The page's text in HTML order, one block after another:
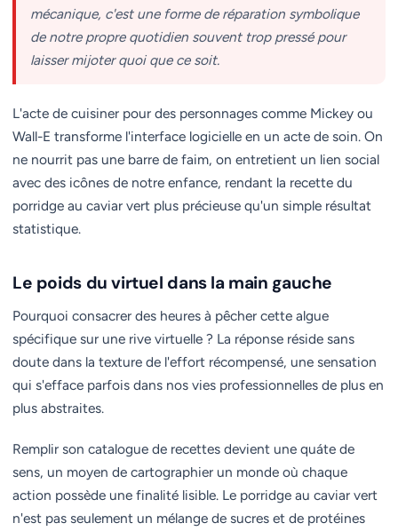
mécanique, c'est une forme de réparation symbolique
de notre propre quotidien souvent trop pressé pour
laisser mijoter quoi que ce soit.
L'acte de cuisiner pour des personnages comme Mickey ou
Wall-E transforme l'interface logicielle en un acte de soin. On
ne nourrit pas une barre de faim, on entretient un lien social
avec des icônes de notre enfance, rendant la recette du
porridge au caviar vert plus précieuse qu'un simple résultat
statistique.
Le poids du virtuel dans la main gauche
Pourquoi consacrer des heures à pêcher cette algue
spécifique sur une rive virtuelle ? La réponse réside sans
doute dans la texture de l'effort récompensé, une sensation
qui s'efface parfois dans nos vies professionnelles de plus en
plus abstraites.
Remplir son catalogue de recettes devient une quáte de
sens, un moyen de cartographier un monde où chaque
action possède une finalité lisible. Le porridge au caviar vert
n'est pas seulement un mélange de sucres et de protéines